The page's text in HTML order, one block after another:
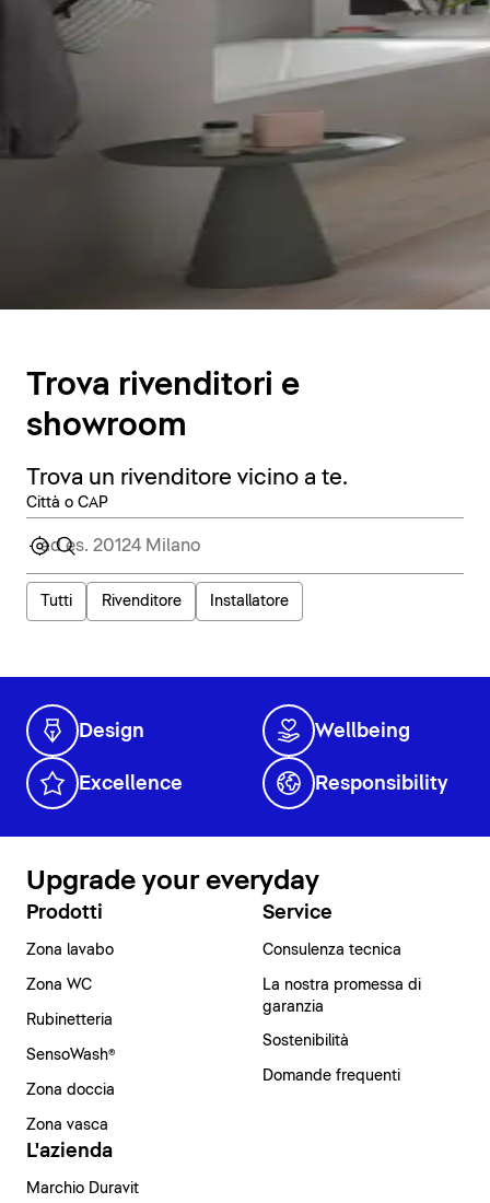
Trova rivenditori e
showroom
Trova un rivenditore vicino a te.
Città o CAP
Tutti Rivenditore Installatore
Design Wellbeing
Excellence Responsibility
Upgrade your everyday
Prodotti
Zona lavabo
Zona WC
Rubinetteria
SensoWash®
Zona doccia
Zona vasca
Service
Consulenza tecnica
La nostra promessa di
garanzia
Sostenibilità
Domande frequenti
L'azienda
Marchio Duravit